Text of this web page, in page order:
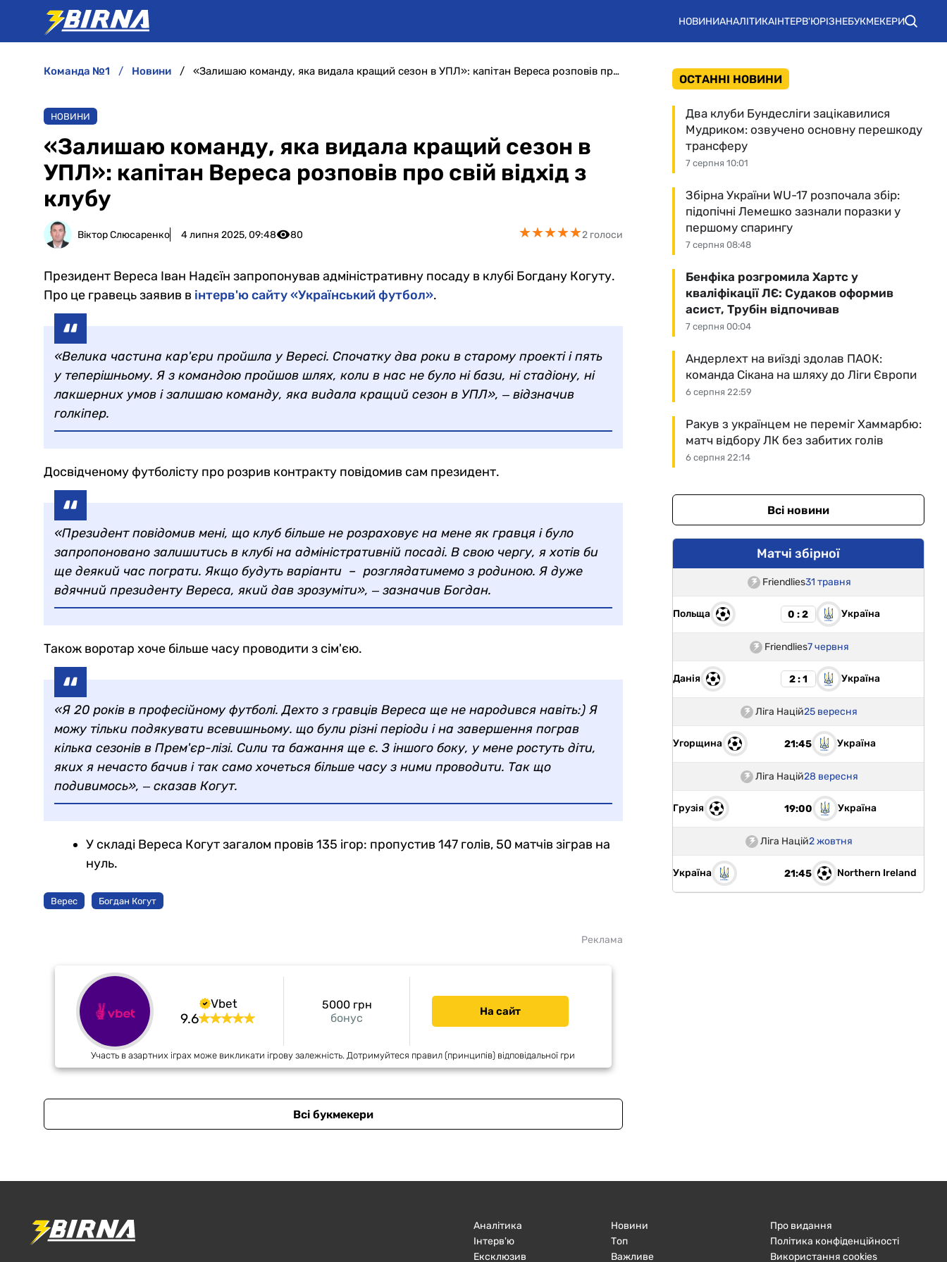
НОВИНИАНАЛІТИКАІНТЕРВ'ЮРІЗНЕБУКМЕКЕРИ
команда №1 новини «Залишаю команду, яка видала кращий сезон в УПЛ»: капітан Вереса розповів про свій відхід з клубу
НОВИНИ
«Залишаю команду, яка видала кращий сезон в
УПЛ»: капітан Вереса розповів про свій відхід з
клубу
Віктор Слюсаренко 4 липня 2025, 09:48 80 ★★★★★
★★★★★2 голоси
Президент Вереса Іван Надєїн запропонував адміністративну посаду в клубі Богдану Когуту.
Про це гравець заявив в інтерв'ю сайту «Український футбол».
«Велика частина кар'єри пройшла у Вересі. Спочатку два роки в старому проекті і пять
у теперішньому. Я з командою пройшов шлях, коли в нас не було ні бази, ні стадіону, ні
лакшерних умов і залишаю команду, яка видала кращий сезон в УПЛ», ‒ відзначив
голкіпер.
Досвідченому футболісту про розрив контракту повідомив сам президент.
«Президент повідомив мені, що клуб більше не розраховує на мене як гравця і було
запропоновано залишитись в клубі на адміністративній посаді. В свою чергу, я хотів би
ще деякий час пограти. Якщо будуть варіанти – розглядатимемо з родиною. Я дуже
вдячний президенту Вереса, який дав зрозуміти», ‒ зазначив Богдан.
Також воротар хоче більше часу проводити з сім'єю.
«Я 20 років в професійному футболі. Дехто з гравців Вереса ще не народився навіть:) Я
можу тільки подякувати всевишньому. що були різні періоди і на завершення пограв
кілька сезонів в Прем'єр-лізі. Сили та бажання ще є. З іншого боку, у мене ростуть діти,
яких я нечасто бачив і так само хочеться більше часу з ними проводити. Так що
подивимось», ‒ сказав Когут.
У складі Вереса Когут загалом провів 135 ігор: пропустив 147 голів, 50 матчів зіграв на
нуль.
Верес Богдан Когут
Реклама
Vbet
9.6 бонус
5000 грн На сайт
Участь в азартних іграх може викликати ігрову залежність. Дотримуйтеся правил (принципів) відповідальної гри
Всі букмекери
ОСТАННІ НОВИНИ
7 серпня 10:01
Два клуби Бундесліги зацікавилися
Мудриком: озвучено основну перешкоду
трансферу
7 серпня 08:48
Збірна України WU-17 розпочала збір:
підопічні Лемешко зазнали поразки у
першому спарингу
7 серпня 00:04
Бенфіка розгромила Хартс у
кваліфікації ЛЄ: Судаков оформив
асист, Трубін відпочивав
6 серпня 22:59
Андерлехт на виїзді здолав ПАОК:
команда Сікана на шляху до Ліги Європи
6 серпня 22:14
Ракув з українцем не переміг Хаммарбю:
матч відбору ЛК без забитих голів
Всі новини
Матчі збірної
Friendlies31 травня
Польща 0 : 2 Україна
Friendlies7 червня
Данія 2 : 1 Україна
Ліга Націй25 вересня
Угорщина 21:45 Україна
Ліга Націй28 вересня
Грузія 19:00 Україна
Ліга Націй2 жовтня
Україна 21:45 Northern Ireland
Аналітика
Інтерв'ю
Ексклюзив
Новини
Топ
Важливе
Про видання
Політика конфіденційності
Використання cookies